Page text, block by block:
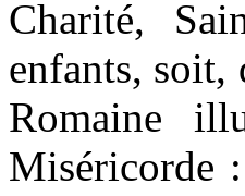
Charité,
enfants,
Romaine
Miséricorde